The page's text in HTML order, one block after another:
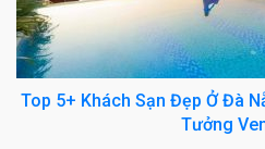
Top 5+ Khách Sạn Đẹp Ở Đà
Tưởng